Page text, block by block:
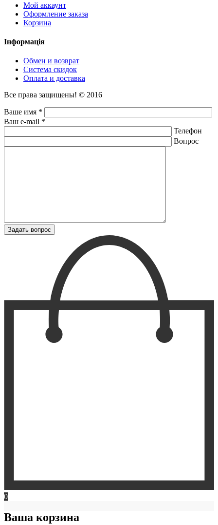
Мой аккаунт
Оформление заказа
Корзина
Інформація
Обмен и возврат
Система скидок
Оплата и доставка
Все права защищены! © 2016
Ваше имя *
Ваш e-mail *
Телефон
Вопрос
0
Ваша корзина